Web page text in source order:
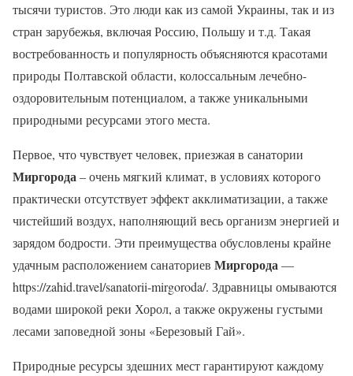
тысячи туристов. Это люди как из самой Украины, так и из
стран зарубежья, включая Россию, Польшу и т.д. Такая
востребованность и популярность объясняются красотами
природы Полтавской области, колоссальным лечебно-
оздоровительным потенциалом, а также уникальными
природными ресурсами этого места.
Первое, что чувствует человек, приезжая в санатории
Миргорода– очень мягкий климат, в условиях которого
практически отсутствует эффект акклиматизации, а также
чистейший воздух, наполняющий весь организм энергией и
зарядом бодрости. Эти преимущества обусловлены крайне
удачным расположением санаториев Миргорода—
https://zahid.travel/sanatorii-mirgoroda/. Здравницы омываются
водами широкой реки Хорол, а также окружены густыми
лесами заповедной зоны «Березовый Гай».
Природные ресурсы здешних мест гарантируют каждому